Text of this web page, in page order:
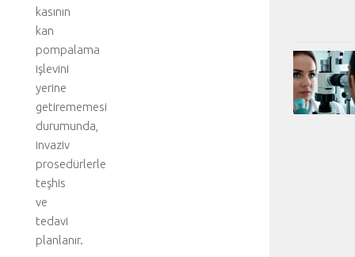
kasının
kan
pompalama
işlevini
yerine
getirememesi
durumunda,
invaziv
prosedürlerle
teşhis
ve
tedavi
planlanır.